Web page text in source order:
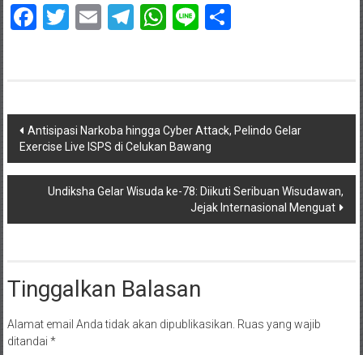
Facebook
Twitter
EmailTelegram
WhatsApp
LineShare
Navigasi
pos
Antisipasi Narkoba hingga Cyber Attack, Pelindo Gelar
Exercise Live ISPS di Celukan Bawang
Undiksha Gelar Wisuda ke-78: Diikuti Seribuan Wisudawan,
Jejak Internasional Menguat
Tinggalkan Balasan
Alamat email Anda tidak akan dipublikasikan. Ruas yang wajib
ditandai *